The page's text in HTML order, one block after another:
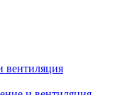
вентиляция